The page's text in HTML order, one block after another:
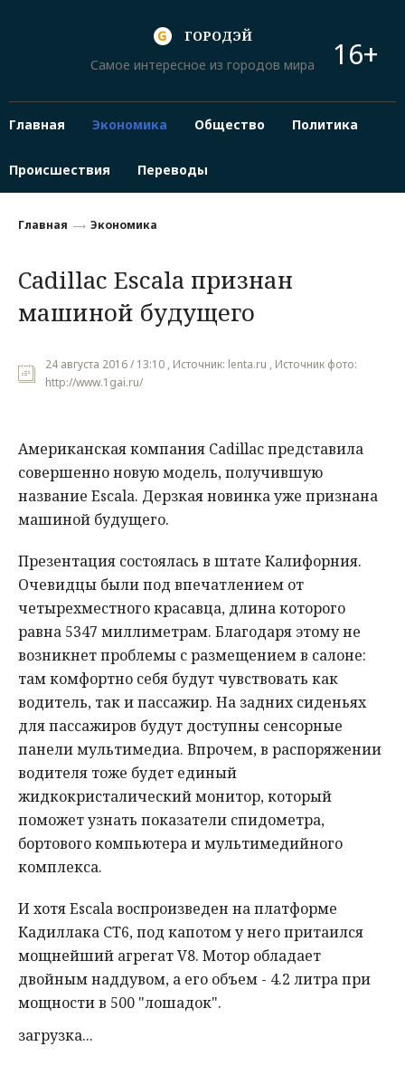
ГОРОДЭЙ
Самое интересное из городов мира
16+
Главная Экономика Общество Политика
Происшествия Переводы
Главная Экономика
Cadillac Escala признан
машиной будущего
24 августа 2016 / 13:10 , Источник: lenta.ru , Источник фото:
http://www.1gai.ru/
Американская компания Cadillac представила
совершенно новую модель, получившую
название Escala. Дерзкая новинка уже признана
машиной будущего.
Презентация состоялась в штате Калифорния.
Очевидцы были под впечатлением от
четырехместного красавца, длина которого
равна 5347 миллиметрам. Благодаря этому не
возникнет проблемы с размещением в салоне:
там комфортно себя будут чувствовать как
водитель, так и пассажир. На задних сиденьях
для пассажиров будут доступны сенсорные
панели мультимедиа. Впрочем, в распоряжении
водителя тоже будет единый
жидкокристалический монитор, который
поможет узнать показатели спидометра,
бортового компьютера и мультимедийного
комплекса.
И хотя Escala воспроизведен на платформе
Кадиллака СТ6, под капотом у него притаился
мощнейший агрегат V8. Мотор обладает
двойным наддувом, а его объем - 4.2 литра при
мощности в 500 "лошадок".
загрузка...